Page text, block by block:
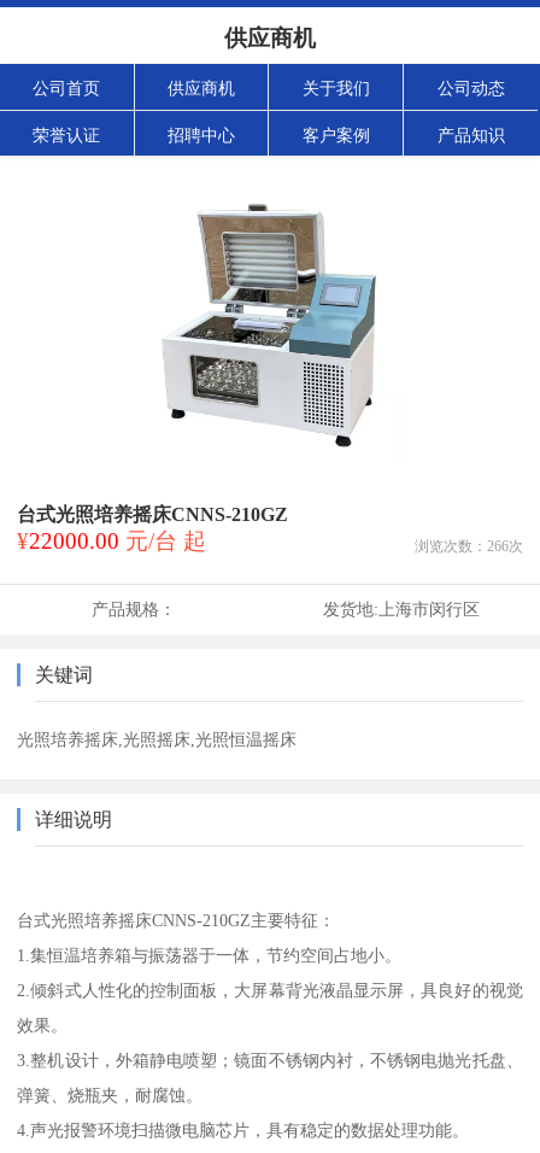
供应商机
公司首页 供应商机 关于我们 公司动态
荣誉认证 招聘中心 客户案例 产品知识
台式光照培养摇床CNNS-210GZ
¥22000.00 元/台 起 浏览次数： 266次
产品规格： 发货地: 上海市闵行区
关键词
光照培养摇床,光照摇床,光照恒温摇床
详细说明
台式光照培养摇床CNNS-210GZ主要特征：
1.集恒温培养箱与振荡器于一体，节约空间占地小。
2.倾斜式人性化的控制面板，大屏幕背光液晶显示屏，具良好的视觉
效果。
3.整机设计，外箱静电喷塑；镜面不锈钢内衬，不锈钢电抛光托盘、
弹簧、烧瓶夹，耐腐蚀。
4.声光报警环境扫描微电脑芯片，具有稳定的数据处理功能。